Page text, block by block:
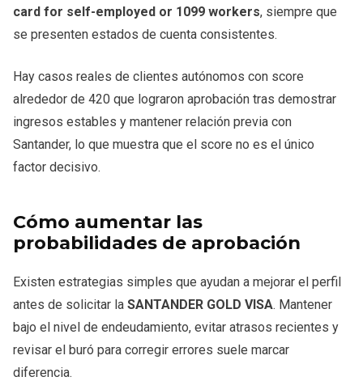
card for self-employed or 1099 workers, siempre que
se presenten estados de cuenta consistentes.
Hay casos reales de clientes autónomos con score
alrededor de 420 que lograron aprobación tras demostrar
ingresos estables y mantener relación previa con
Santander, lo que muestra que el score no es el único
factor decisivo.
Cómo aumentar las
probabilidades de aprobación
Existen estrategias simples que ayudan a mejorar el perfil
antes de solicitar la SANTANDER GOLD VISA. Mantener
bajo el nivel de endeudamiento, evitar atrasos recientes y
revisar el buró para corregir errores suele marcar
diferencia.